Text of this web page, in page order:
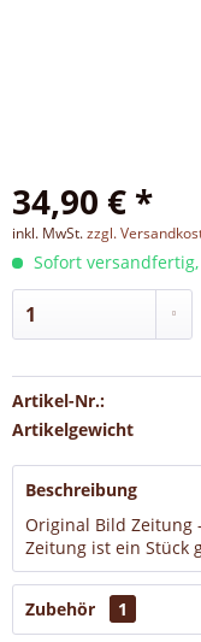
34,90 € *
inkl. MwSt.zzgl.
Sofort
Artikel-Nr.:
Artikelgewicht
Beschreibung
Original Bild Zeitung
Zeitung ist ein Stück
Zubehör 1